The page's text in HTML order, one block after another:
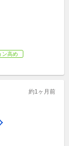
ン高め
約1ヶ月前